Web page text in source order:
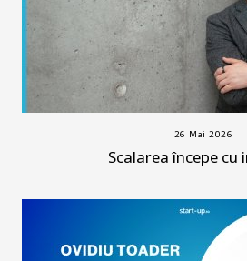
26 Mai 2026
Scalarea începe cu